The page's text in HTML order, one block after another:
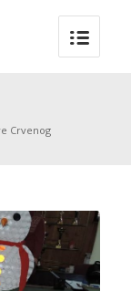
Crvenog